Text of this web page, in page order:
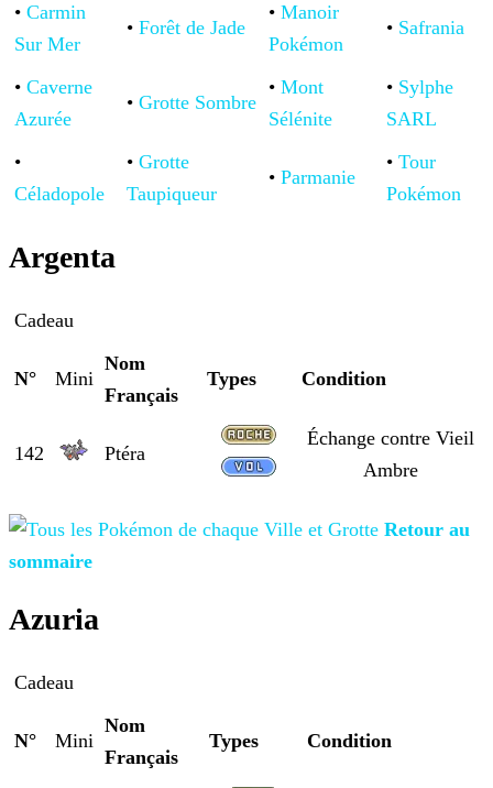
• Carmin
Sur Mer
• Forêt de Jade
• Manoir
Pokémon
• Safrania
• Caverne
Azurée
• Grotte Sombre
• Mont
Sélénite
• Sylphe
SARL
•
Céladopole
• Grotte
Taupiqueur
• Parmanie
• Tour
Pokémon
Argenta
Cadeau
N° Mini
Nom
Français
Types Condition
142 Ptéra
Échange contre Vieil
Ambre
Retour au
sommaire
Azuria
Cadeau
N° Mini
Nom
Français
Types Condition